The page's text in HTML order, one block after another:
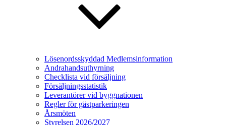
Lösenordsskyddad Medlemsinformation
Andrahandsuthyrning
Checklista vid försäljning
Försäljningsstatistik
Leverantörer vid byggnationen
Regler för gästparkeringen
Årsmöten
Styrelsen 2026/2027